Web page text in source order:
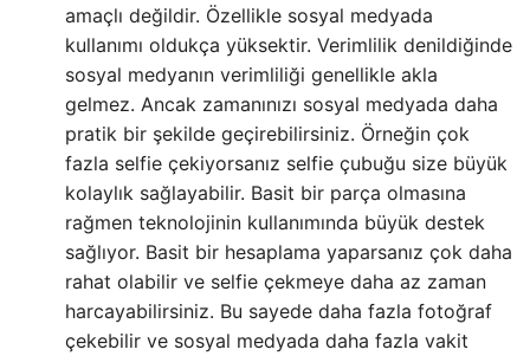
amaçlı değildir. Özellikle sosyal medyada
kullanımı oldukça yüksektir. Verimlilik denildiğinde
sosyal medyanın verimliliği genellikle akla
gelmez. Ancak zamanınızı sosyal medyada daha
pratik bir şekilde geçirebilirsiniz. Örneğin çok
fazla selfie çekiyorsanız selfie çubuğu size büyük
kolaylık sağlayabilir. Basit bir parça olmasına
rağmen teknolojinin kullanımında büyük destek
sağlıyor. Basit bir hesaplama yaparsanız çok daha
rahat olabilir ve selfie çekmeye daha az zaman
harcayabilirsiniz. Bu sayede daha fazla fotoğraf
çekebilir ve sosyal medyada daha fazla vakit